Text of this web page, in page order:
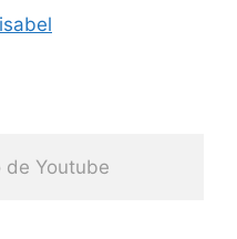
isabel
de Youtube